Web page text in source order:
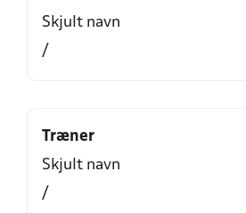
Skjult navn
/
Træner
Skjult navn
/